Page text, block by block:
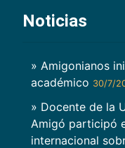
Noticias
» Amigonianos
académico 30/7/
» Docente de la
Amigó participó
internacional